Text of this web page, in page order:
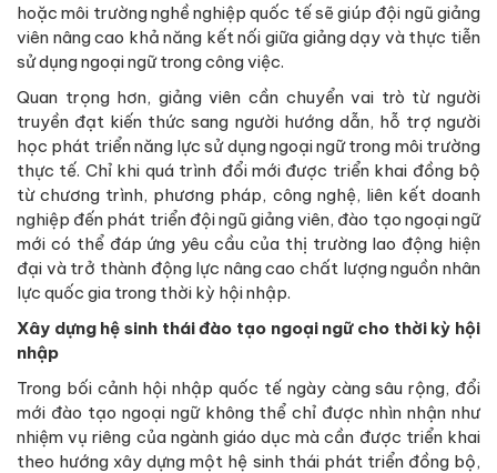
hoặc môi trường nghề nghiệp quốc tế sẽ giúp đội ngũ giảng
viên nâng cao khả năng kết nối giữa giảng dạy và thực tiễn
sử dụng ngoại ngữ trong công việc.
Quan trọng hơn, giảng viên cần chuyển vai trò từ người
truyền đạt kiến thức sang người hướng dẫn, hỗ trợ người
học phát triển năng lực sử dụng ngoại ngữ trong môi trường
thực tế. Chỉ khi quá trình đổi mới được triển khai đồng bộ
từ chương trình, phương pháp, công nghệ, liên kết doanh
nghiệp đến phát triển đội ngũ giảng viên, đào tạo ngoại ngữ
mới có thể đáp ứng yêu cầu của thị trường lao động hiện
đại và trở thành động lực nâng cao chất lượng nguồn nhân
lực quốc gia trong thời kỳ hội nhập.
Xây dựng hệ sinh thái đào tạo ngoại ngữ cho thời kỳ hội
nhập
Trong bối cảnh hội nhập quốc tế ngày càng sâu rộng, đổi
mới đào tạo ngoại ngữ không thể chỉ được nhìn nhận như
nhiệm vụ riêng của ngành giáo dục mà cần được triển khai
theo hướng xây dựng một hệ sinh thái phát triển đồng bộ,